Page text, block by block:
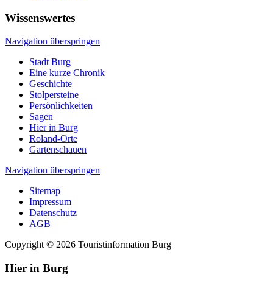
Wissenswertes
Navigation überspringen
Stadt Burg
Eine kurze Chronik
Geschichte
Stolpersteine
Persönlichkeiten
Sagen
Hier in Burg
Roland-Orte
Gartenschauen
Navigation überspringen
Sitemap
Impressum
Datenschutz
AGB
Copyright © 2026 Touristinformation Burg
Hier in Burg